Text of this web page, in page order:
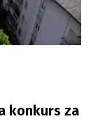
konkurs za